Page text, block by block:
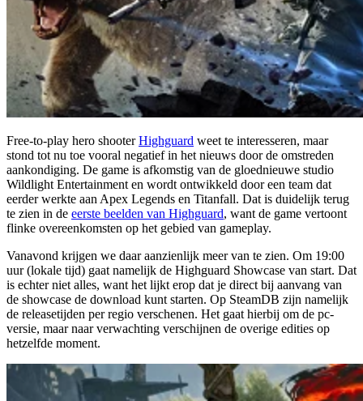
Free-to-play hero shooterHighguard weet te interesseren, maar
stond tot nu toe vooral negatief in het nieuws door de omstreden
aankondiging. De game is afkomstig van de gloednieuwe studio
Wildlight Entertainment en wordt ontwikkeld door een team dat
eerder werkte aan Apex Legends en Titanfall. Dat is duidelijk terug
te zien in de eerste beelden van Highguard, want de game vertoont
flinke overeenkomsten op het gebied van gameplay.
Vanavond krijgen we daar aanzienlijk meer van te zien. Om 19:00
uur (lokale tijd) gaat namelijk de Highguard Showcase van start. Dat
is echter niet alles, want het lijkt erop dat je direct bij aanvang van
de showcase de download kunt starten. Op SteamDB zijn namelijk
de releasetijden per regio verschenen. Het gaat hierbij om de pc-
versie, maar naar verwachting verschijnen de overige edities op
hetzelfde moment.